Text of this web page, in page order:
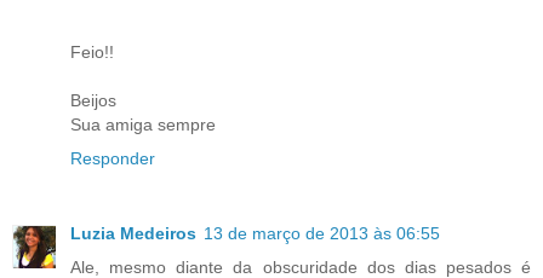
Feio!!
Beijos
Sua amiga sempre
Responder
Luzia Medeiros 13 de março de 2013 às 06:55
Ale, mesmo diante da obscuridade dos dias pesados é